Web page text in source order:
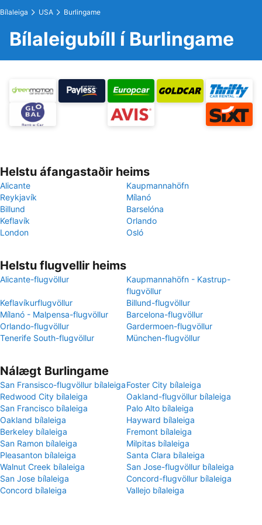
Bílaleiga USA Burlingame
Bílaleigubíll í Burlingame
Helstu áfangastaðir heims
Alicante
Kaupmannahöfn
Reykjavík
Mílanó
Billund
Barselóna
Keflavík
Orlando
London
Osló
Helstu flugvellir heims
Alicante-flugvöllur
Kaupmannahöfn - Kastrup-
flugvöllur
Keflavíkurflugvöllur
Billund-flugvöllur
Mílanó - Malpensa-flugvöllur
Barcelona-flugvöllur
Orlando-flugvöllur
Gardermoen-flugvöllur
Tenerife South-flugvöllur
München-flugvöllur
Nálægt Burlingame
San Fransisco-flugvöllur bílaleigaFoster City bílaleiga
Redwood City bílaleiga
Oakland-flugvöllur bílaleiga
San Francisco bílaleiga
Palo Alto bílaleiga
Oakland bílaleiga
Hayward bílaleiga
Berkeley bílaleiga
Fremont bílaleiga
San Ramon bílaleiga
Milpitas bílaleiga
Pleasanton bílaleiga
Santa Clara bílaleiga
Walnut Creek bílaleiga
San Jose-flugvöllur bílaleiga
San Jose bílaleiga
Concord-flugvöllur bílaleiga
Concord bílaleiga
Vallejo bílaleiga